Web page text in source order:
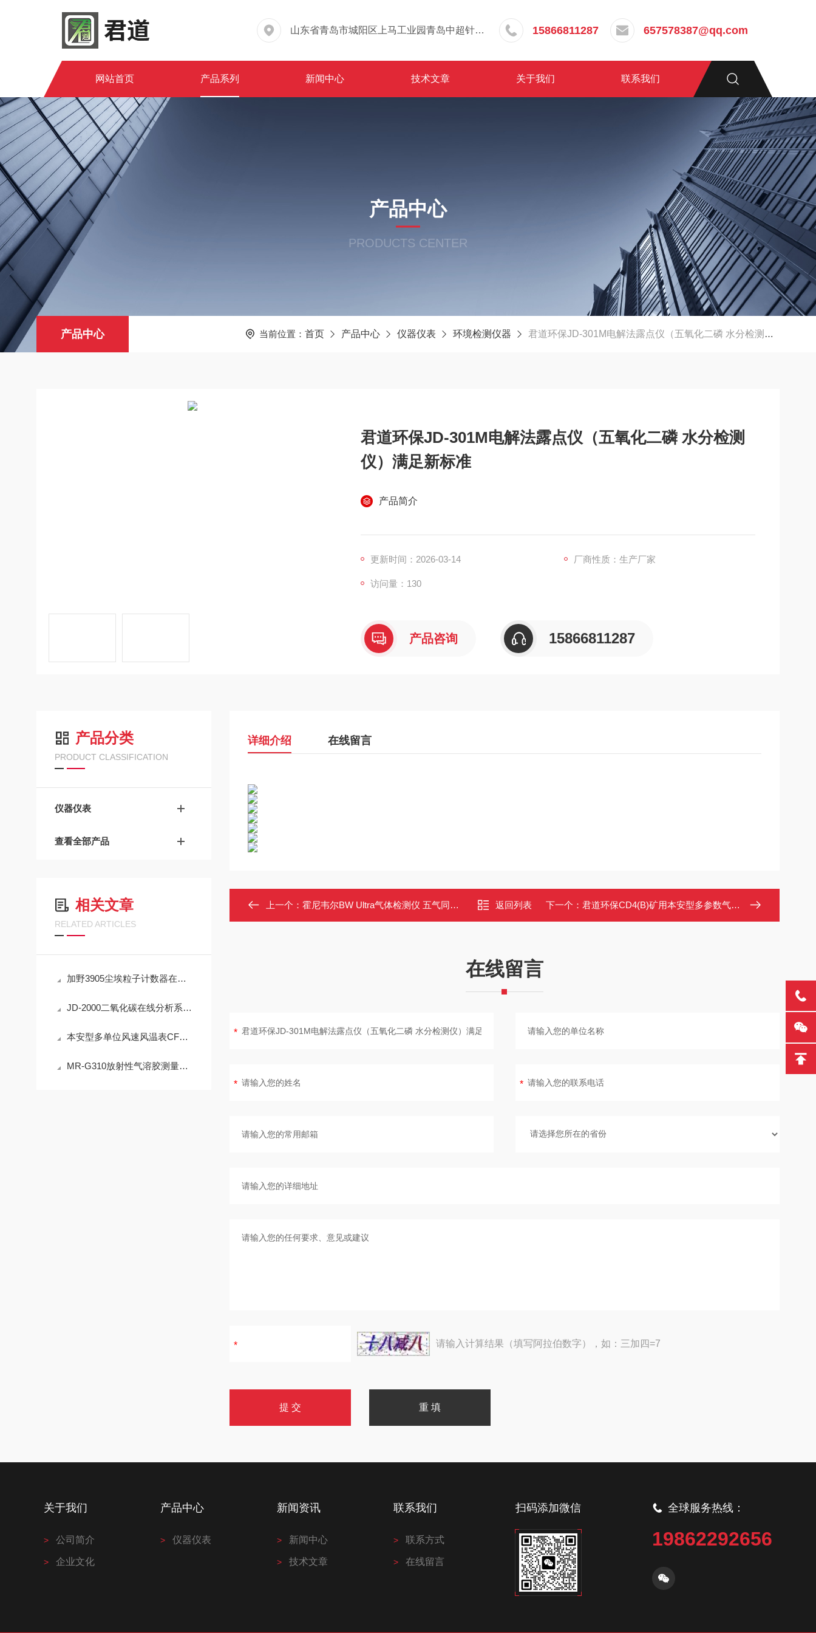
山东省青岛市城阳区上马工业园青岛中超针织有限公司院内东办公楼三层 15866811287 657578387@qq.com
网站首页 产品系列 新闻中心 技术文章 关于我们 联系我们
产品中心
PRODUCTS CENTER
产品中心 当前位置： 首页 产品中心 仪器仪表 环境检测仪器 君道环保JD-301M电解法露点仪（五氧化二磷 水分检测仪）满足新标准
君道环保JD-301M电解法露点仪（五氧化二磷 水分检测
仪）满足新标准
产品简介
更新时间：2026-03-14 厂商性质：生产厂家
访问量：130
产品咨询 15866811287
产品分类
PRODUCT CLASSIFICATION
仪器仪表
查看全部产品
相关文章
RELATED ARTICLES
加野3905尘埃粒子计数器在洁净室监测中的实用技术解析
JD-2000二氧化碳在线分析系统技术详解
本安型多单位风速风温表CFD25(A)简介
MR-G310放射性气溶胶测量仪：IP65防护与-40℃~+50℃宽温工作能力
详细介绍 在线留言
上一个： 霍尼韦尔BW Ultra气体检测仪 五气同检 密闭空间专用 大屏显示 返回列表 下一个： 君道环保CD4(B)矿用本安型多参数气体检测仪二级声光报警
在线留言
请输入计算结果（填写阿拉伯数字），如：三加四=7
关于我们
公司简介
企业文化
产品中心
仪器仪表
新闻资讯
新闻中心
技术文章
联系我们
联系方式
在线留言
扫码添加微信 全球服务热线：
19862292656